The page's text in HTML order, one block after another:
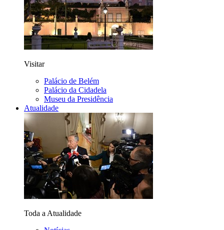
Visitar
Palácio de Belém
Palácio da Cidadela
Museu da Presidência
Atualidade
Toda a Atualidade